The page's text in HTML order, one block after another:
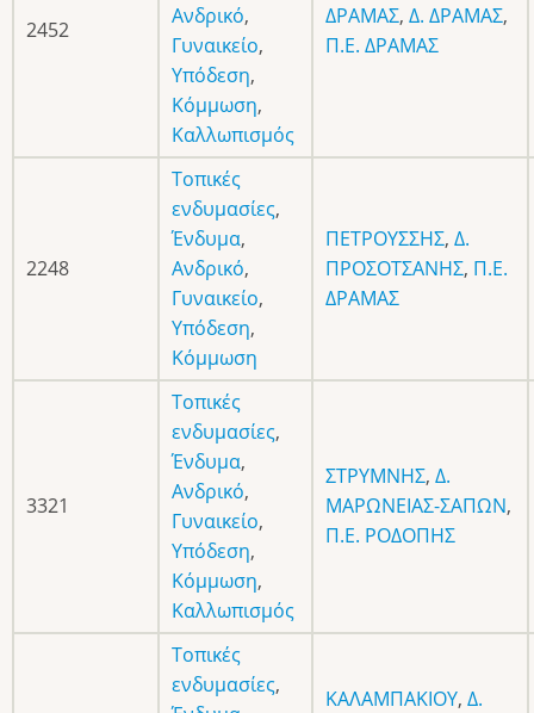
2452
Ανδρικό,
Γυναικείο,
Υπόδεση,
Κόμμωση,
Καλλωπισμός
ΔΡΑΜΑΣ, Δ. ΔΡΑΜΑΣ,
Π.Ε. ΔΡΑΜΑΣ
2248
Τοπικές
ενδυμασίες,
Ένδυμα,
Ανδρικό,
Γυναικείο,
Υπόδεση,
Κόμμωση
ΠΕΤΡΟΥΣΣΗΣ, Δ.
ΠΡΟΣΟΤΣΑΝΗΣ, Π.Ε.
ΔΡΑΜΑΣ
3321
Τοπικές
ενδυμασίες,
Ένδυμα,
Ανδρικό,
Γυναικείο,
Υπόδεση,
Κόμμωση,
Καλλωπισμός
ΣΤΡΥΜΝΗΣ, Δ.
ΜΑΡΩΝΕΙΑΣ-ΣΑΠΩΝ,
Π.Ε. ΡΟΔΟΠΗΣ
Τοπικές
ενδυμασίες,
ΚΑΛΑΜΠΑΚΙΟΥ, Δ.